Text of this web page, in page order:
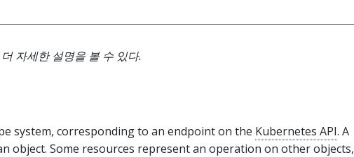
자세한 설명을 볼 수 있다.
system, corresponding to an endpoint on the Kubernetes API. A
object. Some resources represent an operation on other objects,